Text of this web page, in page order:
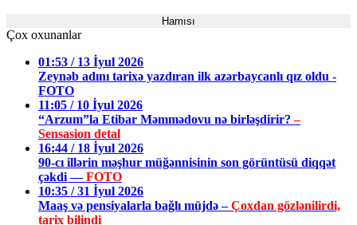
Hamısı
Çox oxunanlar
01:53 / 13 İyul 2026
Zeynəb adını tarixə yazdıran ilk azərbaycanlı qız oldu -
FOTO
11:05 / 10 İyul 2026
“Arzum”la Etibar Məmmədovu nə birləşdirir?–
Sensasion detal
16:44 / 18 İyul 2026
90-cı illərin məşhur müğənnisinin son görüntüsü diqqət
çəkdi —FOTO
10:35 / 31 İyul 2026
Maaş və pensiyalarla bağlı müjdə –Çoxdan gözlənilirdi,
tarix bilindi